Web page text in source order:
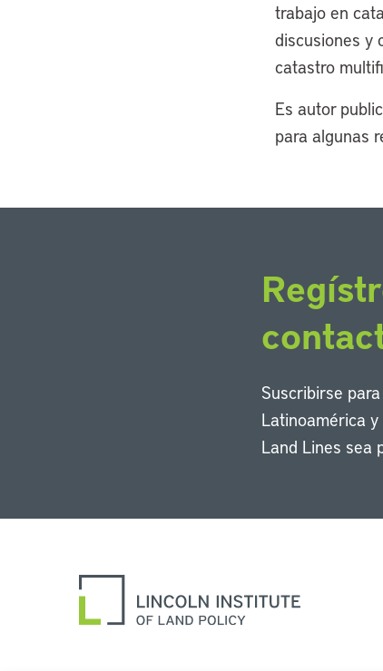
trabajo en
discusiones y
catastro
Es autor
para algunas
Suscribirse
Latinoamérica
Land Lines sea